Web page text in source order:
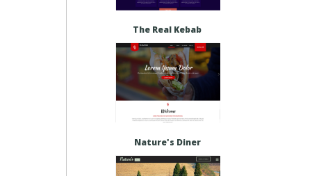
The Real Kebab
Nature's Diner